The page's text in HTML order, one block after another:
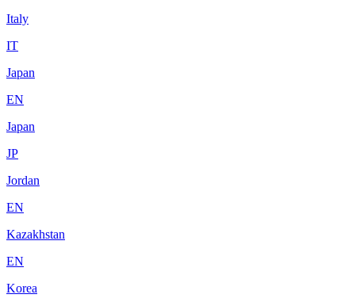
Italy
IT
Japan
EN
Japan
JP
Jordan
EN
Kazakhstan
EN
Korea